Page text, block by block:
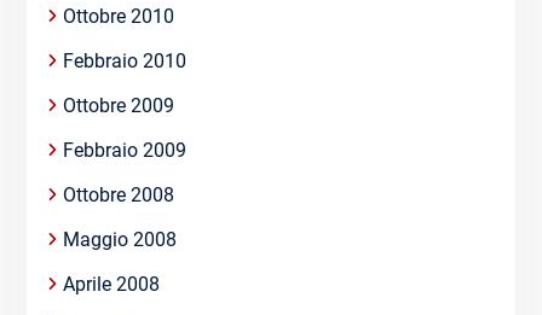
Ottobre 2010
Febbraio 2010
Ottobre 2009
Febbraio 2009
Ottobre 2008
Maggio 2008
Aprile 2008